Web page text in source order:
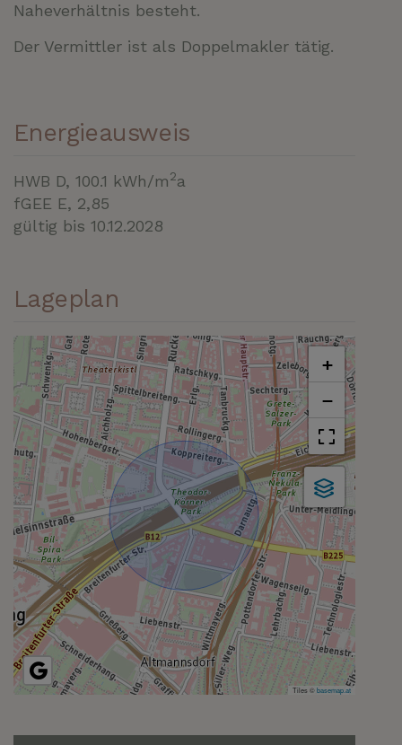
Naheverhältnis besteht.
Der Vermittler ist als Doppelmakler tätig.
Energieausweis
HWB D, 100.1 kWh/m2a
fGEE E, 2,85
gültig bis 10.12.2028
Lageplan
+
−
Tiles ©basemap.at